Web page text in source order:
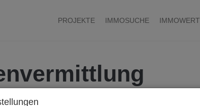
PROJEKTE IMMOSUCHE IMMOWERT
Sie da.